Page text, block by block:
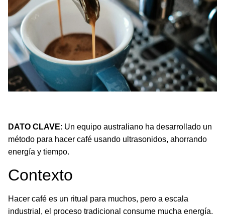
DATO CLAVE: Un equipo australiano ha desarrollado un
método para hacer café usando ultrasonidos, ahorrando
energía y tiempo.
Contexto
Hacer café es un ritual para muchos, pero a escala
industrial, el proceso tradicional consume mucha energía.